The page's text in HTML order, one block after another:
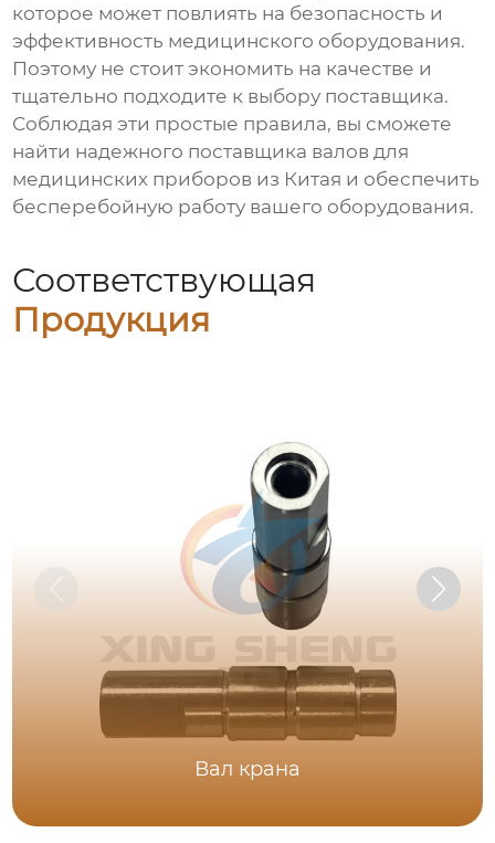
которое может повлиять на безопасность и
эффективность медицинского оборудования.
Поэтому не стоит экономить на качестве и
тщательно подходите к выбору поставщика.
Соблюдая эти простые правила, вы сможете
найти надежного поставщика валов для
медицинских приборов из Китая и обеспечить
бесперебойную работу вашего оборудования.
Соответствующая
Продукция
Вал крана